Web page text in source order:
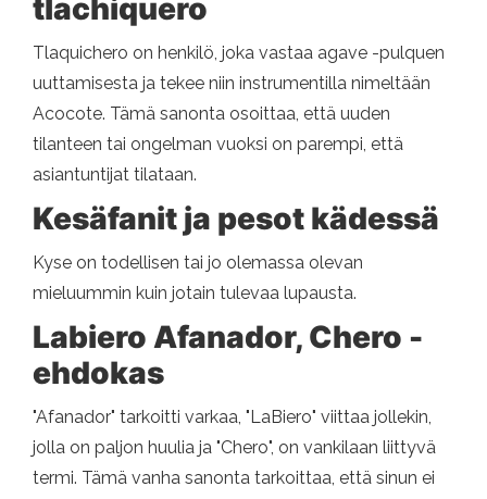
tlachiquero
Tlaquichero on henkilö, joka vastaa agave -pulquen
uuttamisesta ja tekee niin instrumentilla nimeltään
Acocote. Tämä sanonta osoittaa, että uuden
tilanteen tai ongelman vuoksi on parempi, että
asiantuntijat tilataan.
Kesäfanit ja pesot kädessä
Kyse on todellisen tai jo olemassa olevan
mieluummin kuin jotain tulevaa lupausta.
Labiero Afanador, Chero -
ehdokas
"Afanador" tarkoitti varkaa, "LaBiero" viittaa jollekin,
jolla on paljon huulia ja "Chero", on vankilaan liittyvä
termi. Tämä vanha sanonta tarkoittaa, että sinun ei